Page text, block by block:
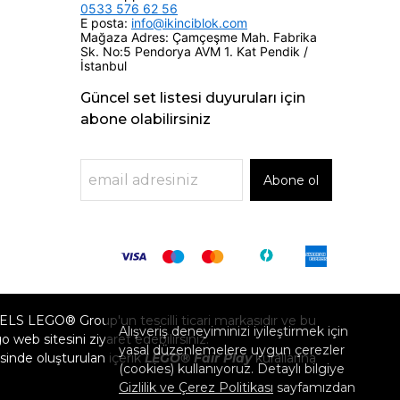
Alışveriş deneyiminizi iyileştirmek için
yasal düzenlemelere uygun çerezler
(cookies) kullanıyoruz. Detaylı bilgiye
Gizlilik ve Çerez Politikası sayfamızdan
0533 576 62 56
E posta: info@ikinciblok.com
Mağaza Adres: Çamçeşme Mah. Fabrika
Sk. No:5 Pendorya AVM 1. Kat Pendik /
İstanbul
Güncel set listesi duyuruları için
abone olabilirsiniz
Abone ol
LEGO® Group'un tescilli ticari markasıdır ve bu
web sitesini ziyaret edebilirsiniz.
oluşturulan içerikLEGO® Fair Playkurallarına